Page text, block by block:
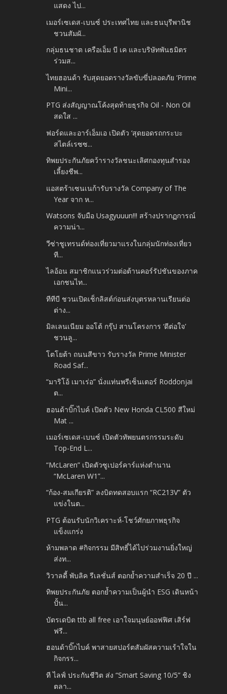
แสดง ไป...
เมอร์เซเดส-เบนซ์ ประเทศไทย และธนบุรีพานิช
ชวนสัมผั...
กลุ่มธนชาต เครือเอ็ม บี เค และบริษัทพันธมิตร
ร่วมส...
ไทยฮอนด้า รับสุดยอดรางวัลขับขี่ปลอดภัย ‘Prime
Mini...
PTG ส่งสัญญาณโค้งสุดท้ายธุรกิจ Oil - Non Oil
สดใส ...
ฟอร์ดและอาร์เอ็มเอ เปิดตัว ‘สุดยอดรถกระบะ
สไตล์เรซซ...
ทิพยประกันภัยคว้ารางวัลชนะเลิศกองทุนสำรอง
เลี้ยงชีพ...
แอสตร้าเซนเนก้ารับรางวัล Company of The
Year จาก ห...
Watsons จับมือ Usagyuuun!!! สร้างปรากฏการณ์
ความน่า...
วีซ่าชูเทรนด์ท่องเที่ยวมาแรงในกลุ่มนักท่องเที่ยว
ที...
ไลอ้อน สมาชิกแนวร่วมต่อต้านคอร์รัปชันของภาค
เอกชนไท...
ทีทีบี ชวนเปิดเช็กลิสต์ก่อนส่งบุตรหลานเรียนต่อ
ต่าง...
มิลเลนเนียม ออโต้ กรุ๊ป สานโครงการ ‘ดีต่อใจ’
ชวนลู...
โตโยต้า ถนนสีขาว รับรางวัล Prime Minister
Road Saf...
“มาริโอ้ เมาเร่อ” นั่งแท่นพรีเซ็นเตอร์ Roddonjai
ต...
ฮอนด้าบิ๊กไบค์ เปิดตัว New Honda CL500 สีใหม่
Mat ...
เมอร์เซเดส-เบนซ์ เปิดตัวทัพยนตรกรรมระดับ
Top-End L...
“McLaren” เปิดตัวซูเปอร์คาร์แห่งตำนาน
“McLaren W1”...
“ก้อง-สมเกียรติ” ลงบิดทดสอบแรก “RC213V” ตัว
แข่งในต...
PTG ต้อนรับนักวิเคราะห์-โชว์ศักยภาพธุรกิจ
แข็งแกร่ง
ห้ามพลาด #กิจกรรม มีสิทธิ์ได้ไปร่วมงานยิ่งใหญ่
ส่งท...
วิวาลดี้ พับลิค รีเลชั่นส์ ตอกย้ำความสำเร็จ 20 ปี ...
ทิพยประกันภัย ตอกย้ำความเป็นผู้นำ ESG เดินหน้า
ปั้น...
บัตรเดบิต ttb all free เอาใจมนุษย์ออฟฟิศ เสิร์ฟ
ฟรี...
ฮอนด้าบิ๊กไบค์ พาสายสปอร์ตสัมผัสความเร้าใจใน
กิจกรร...
ที ไลฟ์ ประกันชีวิต ส่ง “Smart Saving 10/5” ชิง
ตลา...